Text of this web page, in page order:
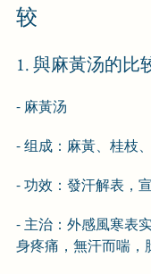
较
1. 與麻黃汤的比
- 麻黃汤
- 组成：麻黃、桂枝
- 功效：發汗解表，宣
- 主治：外感風寒表
身疼痛，無汗而喘，